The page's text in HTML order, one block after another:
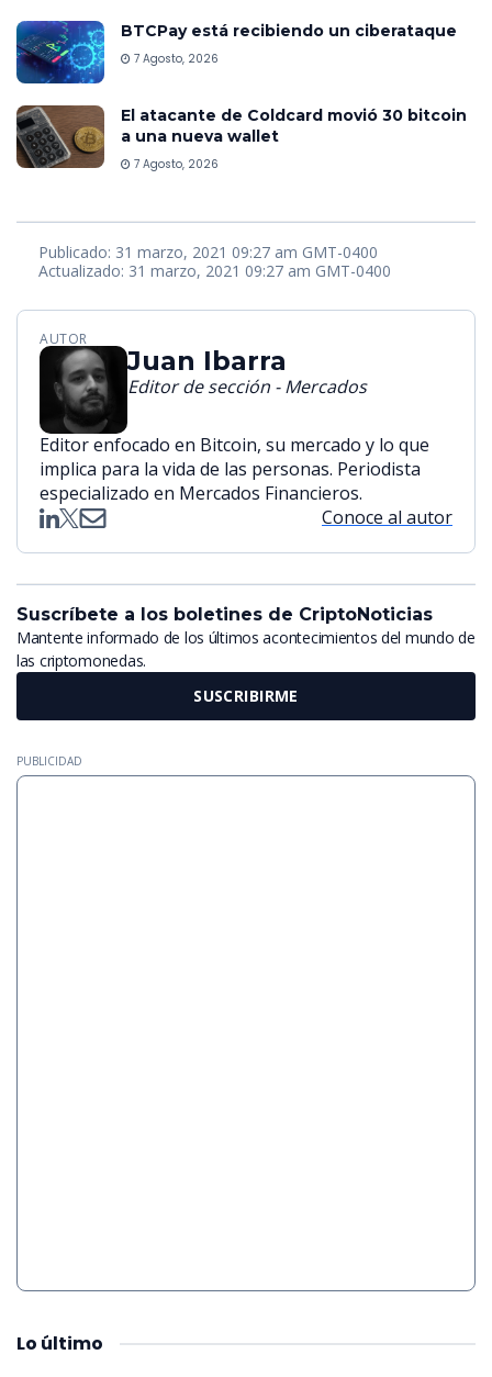
BTCPay está recibiendo un ciberataque
7 Agosto, 2026
El atacante de Coldcard movió 30 bitcoin
a una nueva wallet
7 Agosto, 2026
Publicado: 31 marzo, 2021 09:27 am GMT-0400
Actualizado: 31 marzo, 2021 09:27 am GMT-0400
AUTOR
Juan Ibarra
Editor de sección - Mercados
Editor enfocado en Bitcoin, su mercado y lo que
implica para la vida de las personas. Periodista
especializado en Mercados Financieros.
Conoce al autor
Suscríbete a los boletines de CriptoNoticias
Mantente informado de los últimos acontecimientos del mundo de
las criptomonedas.
SUSCRIBIRME
PUBLICIDAD
Lo último